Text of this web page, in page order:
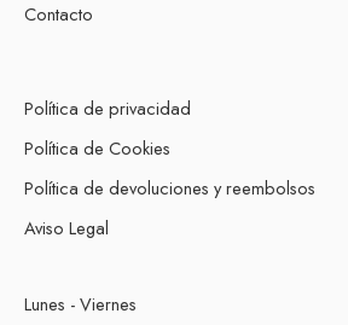
Contacto
Política de privacidad
Política de Cookies
Política de devoluciones y reembolsos
Aviso Legal
Lunes - Viernes